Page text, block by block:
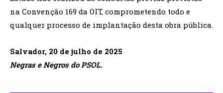
na Convenção 169 da OIT, comprometendo todo e
qualquer processo de implantação desta obra pública.
Salvador, 20 de julho de 2025
Negras e Negros do PSOL.